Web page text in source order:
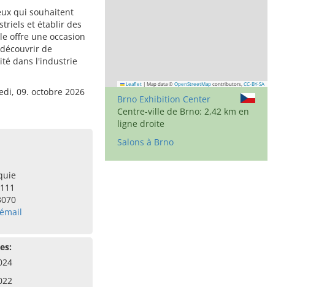
qui souhaitent
et établir des
offre une occasion
de
dans l'industrie
09. octobre 2026
Leaflet | Map data © OpenStreetMap contributors, CC-BY-SA
Brno Exhibition Center
Centre-ville de Brno: 2,42 km en
ligne droite
Salons à Brno